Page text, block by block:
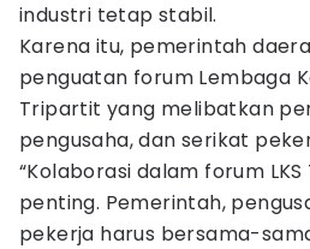
industri tetap stabil.
Karena itu, pemerintah
penguatan forum Lembaga
Tripartit yang melibatkan
pengusaha, dan serikat
“Kolaborasi dalam forum
penting. Pemerintah,
pekerja harus bersama-